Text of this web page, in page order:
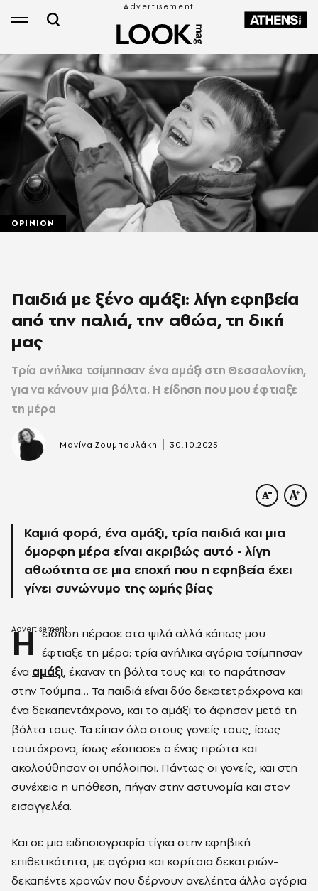
OPINION
Παιδιά με ξένο αμάξι: λίγη εφηβεία
από την παλιά, την αθώα, τη δική
μας
Τρία ανήλικα τσίμπησαν ένα αμάξι στη Θεσσαλονίκη,
για να κάνουν μια βόλτα. Η είδηση που μου έφτιαξε
τη μέρα
Μανίνα Ζουμπουλάκη |30.10.2025
Καμιά φορά, ένα αμάξι, τρία παιδιά και μια
όμορφη μέρα είναι ακριβώς αυτό - λίγη
αθωότητα σε μια εποχή που η εφηβεία έχει
γίνει συνώνυμο της ωμής βίας
Η είδηση πέρασε στα ψιλά αλλά κάπως μου
έφτιαξε τη μέρα: τρία ανήλικα αγόρια τσίμπησαν
ένα αμάξι, έκαναν τη βόλτα τους και το παράτησαν
στην Τούμπα… Τα παιδιά είναι δύο δεκατετράχρονα και
ένα δεκαπεντάχρονο, και το αμάξι το άφησαν μετά τη
βόλτα τους. Τα είπαν όλα στους γονείς τους, ίσως
ταυτόχρονα, ίσως «έσπασε» ο ένας πρώτα και
ακολούθησαν οι υπόλοιποι. Πάντως οι γονείς, και στη
συνέχεια η υπόθεση, πήγαν στην αστυνομία και στον
εισαγγελέα.
Και σε μια ειδησιογραφία τίγκα στην εφηβική
επιθετικότητα, με αγόρια και κορίτσια δεκατριών-
δεκαπέντε χρονών που δέρνουν ανελέητα άλλα αγόρια